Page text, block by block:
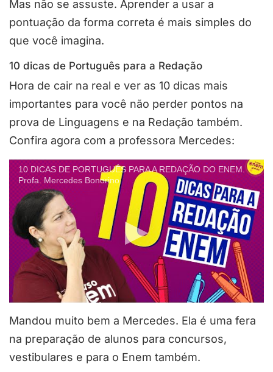
Mas não se assuste. Aprender a usar a
pontuação da forma correta é mais simples do
que você imagina.
10 dicas de Português para a Redação
Hora de cair na real e ver as 10 dicas mais
importantes para você não perder pontos na
prova de Linguagens e na Redação também.
Confira agora com a professora Mercedes:
10 DICAS DE PORTUGUÊS PARA A REDAÇÃO DO ENEM.
Profa. Mercedes Bonorino
Mandou muito bem a Mercedes. Ela é uma fera
na preparação de alunos para concursos,
vestibulares e para o Enem também.